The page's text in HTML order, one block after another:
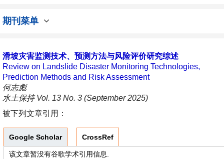
期刊菜单
滑坡灾害监测技术、预测方法与风险评价研究综述
Review on Landslide Disaster Monitoring Technologies,
Prediction Methods and Risk Assessment
何志彪
水土保持 Vol. 13 No. 3 (September 2025)
被下列文章引用：
Google Scholar CrossRef
该文章暂没有谷歌学术引用信息.